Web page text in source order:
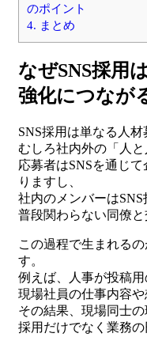
のポイント
4. まとめ
なぜSNS採用
強化につなが
SNS採用は単なる人材
むしろ社内外の「人と
応募者はSNSを通じ
りますし、
社内のメンバーはSNS
普段関わらない同僚と
この過程で生まれる
す。
例えば、人事が投稿用
現場社員の仕事内容や
その結果、現場同士の
採用だけでなく業務の